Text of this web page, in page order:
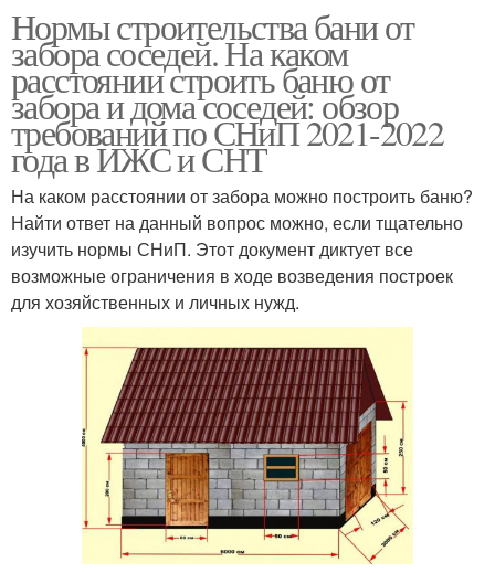
Нормы строительства бани от
забора соседей. На каком
расстоянии строить баню от
забора и дома соседей: обзор
требований по СНиП 2021-2022
года в ИЖС и СНТ
На каком расстоянии от забора можно построить баню?
Найти ответ на данный вопрос можно, если тщательно
изучить нормы СНиП. Этот документ диктует все
возможные ограничения в ходе возведения построек
для хозяйственных и личных нужд.